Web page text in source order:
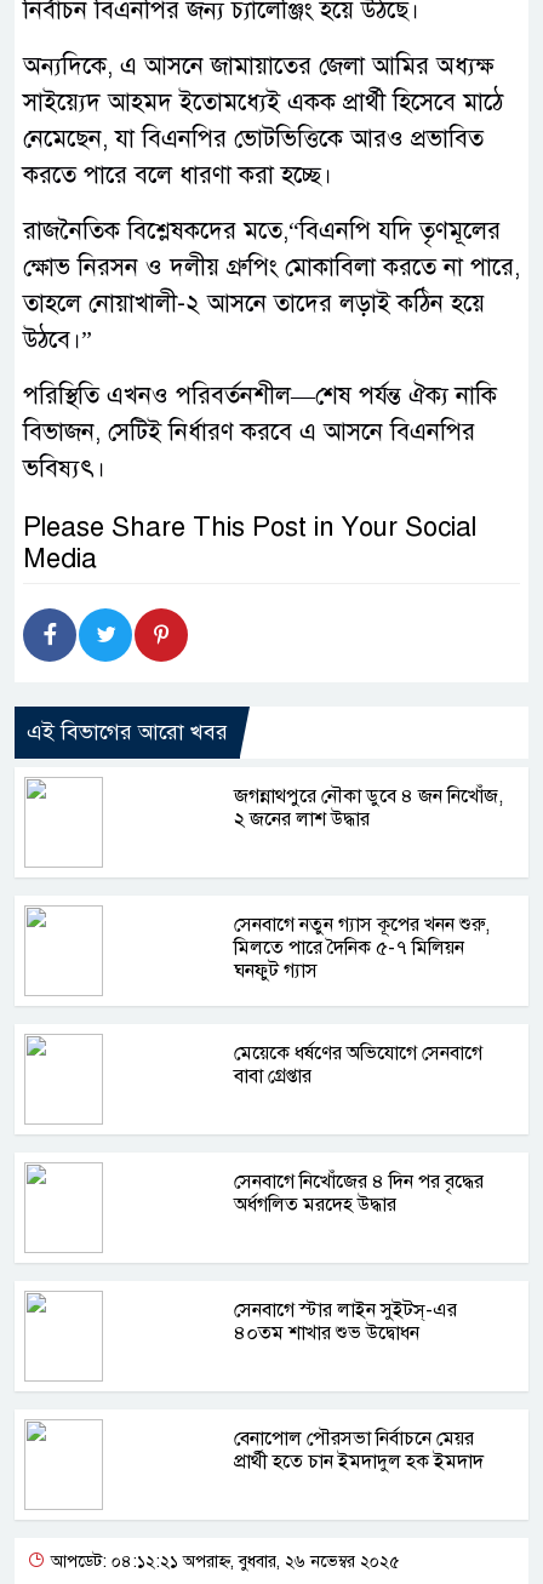
নির্বাচন বিএনপির জন্য চ্যালেঞ্জিং হয়ে উঠছে।
অন্যদিকে, এ আসনে জামায়াতের জেলা আমির অধ্যক্ষ
সাইয়্যেদ আহমদ ইতোমধ্যেই একক প্রার্থী হিসেবে মাঠে
নেমেছেন, যা বিএনপির ভোটভিত্তিকে আরও প্রভাবিত
করতে পারে বলে ধারণা করা হচ্ছে।
রাজনৈতিক বিশ্লেষকদের মতে,“বিএনপি যদি তৃণমূলের
ক্ষোভ নিরসন ও দলীয় গ্রুপিং মোকাবিলা করতে না পারে,
তাহলে নোয়াখালী-২ আসনে তাদের লড়াই কঠিন হয়ে
উঠবে।”
পরিস্থিতি এখনও পরিবর্তনশীল—শেষ পর্যন্ত ঐক্য নাকি
বিভাজন, সেটিই নির্ধারণ করবে এ আসনে বিএনপির
ভবিষ্যৎ।
Please Share This Post in Your Social
Media
এই বিভাগের আরো খবর
জগন্নাথপুরে নৌকা ডুবে ৪ জন নিখোঁজ,
২ জনের লাশ উদ্ধার
সেনবাগে নতুন গ্যাস কূপের খনন শুরু,
মিলতে পারে দৈনিক ৫-৭ মিলিয়ন
ঘনফুট গ্যাস
মেয়েকে ধর্ষণের অভিযোগে সেনবাগে
বাবা গ্রেপ্তার
সেনবাগে নিখোঁজের ৪ দিন পর বৃদ্ধের
অর্ধগলিত মরদেহ উদ্ধার
সেনবাগে স্টার লাইন সুইটস্-এর
৪০তম শাখার শুভ উদ্বোধন
বেনাপোল পৌরসভা নির্বাচনে মেয়র
প্রার্থী হতে চান ইমদাদুল হক ইমদাদ
আপডেট: ০৪:১২:২১ অপরাহ্ন, বুধবার, ২৬ নভেম্বর ২০২৫